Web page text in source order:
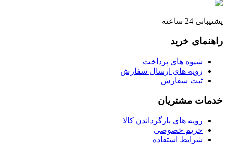
پشتیبانی 24 ساعته
راهنمای خرید
شیوه های پرداخت
رویه های ارسال سفارش
ثبت سفارش
خدمات مشتریان
رویه های بازگرداندن کالا
حریم خصوصی
شرایط استفاده